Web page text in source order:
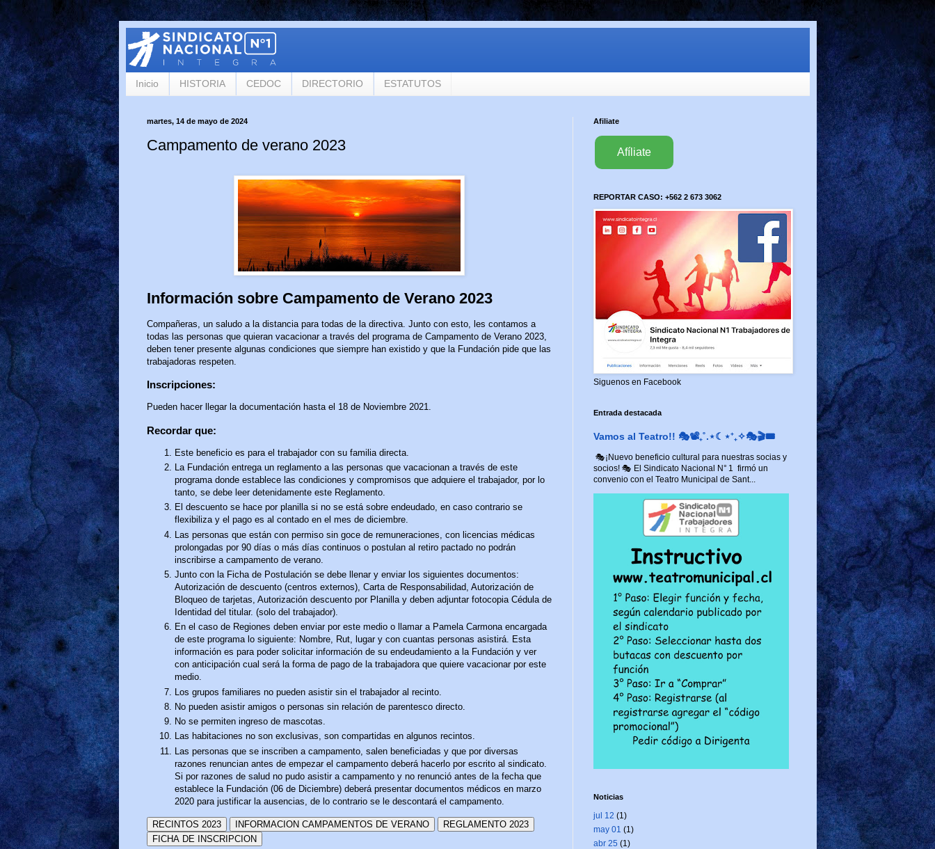
Inicio HISTORIA CEDOC DIRECTORIO ESTATUTOS
martes, 14 de mayo de 2024
Campamento de verano 2023
Información sobre Campamento de Verano 2023
Compañeras, un saludo a la distancia para todas de la directiva. Junto con esto, les contamos a
todas las personas que quieran vacacionar a través del programa de Campamento de Verano 2023,
deben tener presente algunas condiciones que siempre han existido y que la Fundación pide que las
trabajadoras respeten.
Inscripciones:
Pueden hacer llegar la documentación hasta el 18 de Noviembre 2021.
Recordar que:
Este beneficio es para el trabajador con su familia directa.
La Fundación entrega un reglamento a las personas que vacacionan a través de este
programa donde establece las condiciones y compromisos que adquiere el trabajador, por lo
tanto, se debe leer detenidamente este Reglamento.
El descuento se hace por planilla si no se está sobre endeudado, en caso contrario se
flexibiliza y el pago es al contado en el mes de diciembre.
Las personas que están con permiso sin goce de remuneraciones, con licencias médicas
prolongadas por 90 días o más días continuos o postulan al retiro pactado no podrán
inscribirse a campamento de verano.
Junto con la Ficha de Postulación se debe llenar y enviar los siguientes documentos:
Autorización de descuento (centros externos), Carta de Responsabilidad, Autorización de
Bloqueo de tarjetas, Autorización descuento por Planilla y deben adjuntar fotocopia Cédula de
Identidad del titular. (solo del trabajador).
En el caso de Regiones deben enviar por este medio o llamar a Pamela Carmona encargada
de este programa lo siguiente: Nombre, Rut, lugar y con cuantas personas asistirá. Esta
información es para poder solicitar información de su endeudamiento a la Fundación y ver
con anticipación cual será la forma de pago de la trabajadora que quiere vacacionar por este
medio.
Los grupos familiares no pueden asistir sin el trabajador al recinto.
No pueden asistir amigos o personas sin relación de parentesco directo.
No se permiten ingreso de mascotas.
Las habitaciones no son exclusivas, son compartidas en algunos recintos.
Las personas que se inscriben a campamento, salen beneficiadas y que por diversas
razones renuncian antes de empezar el campamento deberá hacerlo por escrito al sindicato.
Si por razones de salud no pudo asistir a campamento y no renunció antes de la fecha que
establece la Fundación (06 de Diciembre) deberá presentar documentos médicos en marzo
2020 para justificar la ausencias, de lo contrario se le descontará el campamento.
RECINTOS 2023 INFORMACION CAMPAMENTOS DE VERANO
REGLAMENTO 2023
FICHA DE INSCRIPCION
Afiliate
Afíliate
REPORTAR CASO: +562 2 673 3062
Siguenos en Facebook
Entrada destacada
Vamos al Teatro!! 🎭📽️₊˚.⋆☾⋆⁺₊✧🎭🎬🎟️
🎭¡Nuevo beneficio cultural para nuestras socias y
socios! 🎭 El Sindicato Nacional N° 1 firmó un
convenio con el Teatro Municipal de Sant...
Noticias
jul 12 (1)
may 01 (1)
abr 25 (1)